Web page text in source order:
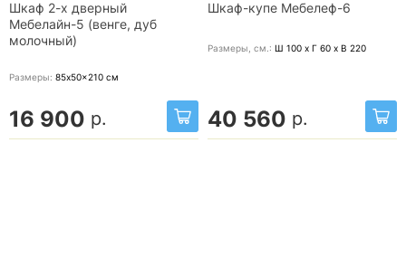
Шкаф 2-х дверный
Мебелайн-5 (венге, дуб
молочный)
Размеры: 85x50x210 см
16 900 р.
Шкаф-купе Мебелеф-6
Размеры, cм.: Ш 100 x Г 60 x В 220
40 560 р.